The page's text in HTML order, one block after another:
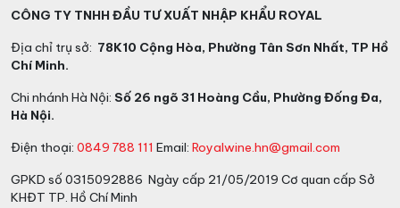
màng. Khi uống, bạn sẽ cảm nhận được một hương vị
Điểm mạnh của vodka này chính là sự tinh khiết và sự
mượt mà, làm cho nó dễ dàng hòa quyện với các
thành phần khác trong cocktail.
tận hưởng một cách nguyên chất khi uống lạnh hoặc
kết hợp với đá viên. Ngoài ra, nó cũng là một thành
phần chính trong nhiều loại cocktail phổ biến, cho
CÔNG TY TNHH ĐẦU TƯ XUẤT NHẬP KHẨU ROYAL
Địa chỉ trụ sở: 78K10 Cộng Hòa, Phường Tân Sơn Nhất, TP Hồ
Chí Minh.
Chi nhánh Hà Nội: Số 26 ngõ 31 Hoàng Cầu, Phường Đống Đa,
Hà Nội.
Điện thoại: 0849 788 111 Email: Royalwine.hn@gmail.com
GPKD số 0315092886 Ngày cấp 21/05/2019 Cơ quan cấp Sở
KHĐT TP. Hồ Chí Minh